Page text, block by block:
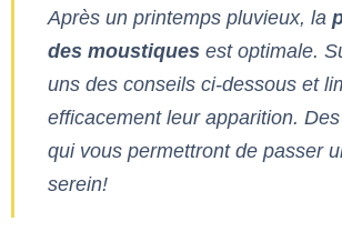
Après un printemps pluvieux, la
des moustiques est optimale.
uns des conseils ci-dessous et
efficacement leur apparition.
qui vous permettront de passer
serein!